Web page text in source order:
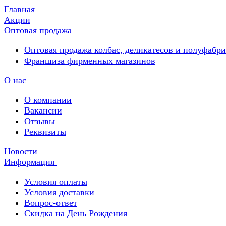
Главная
Акции
Оптовая продажа
Оптовая продажа колбас, деликатесов и
Франшиза фирменных магазинов
О нас
О компании
Вакансии
Отзывы
Реквизиты
Новости
Информация
Условия оплаты
Условия доставки
Вопрос-ответ
Скидка на День Рождения